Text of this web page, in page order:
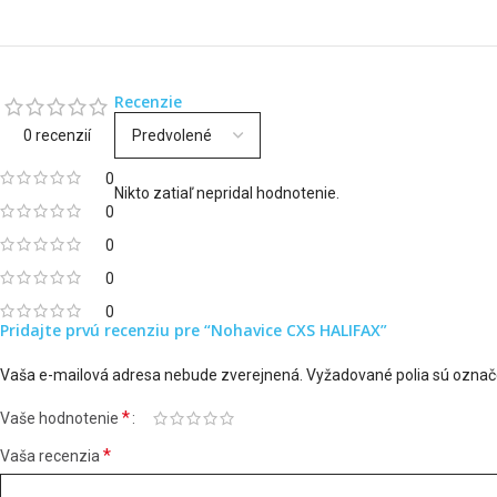
0 recenzií
0
0
0
0
0
Recenzie
Nikto zatiaľ nepridal hodnotenie.
Pridajte prvú recenziu pre “Nohavice CXS HALIFAX”
Vaša e-mailová adresa nebude zverejnená. Vyžadované polia sú
Vaše hodnotenie *
Vaša recenzia *